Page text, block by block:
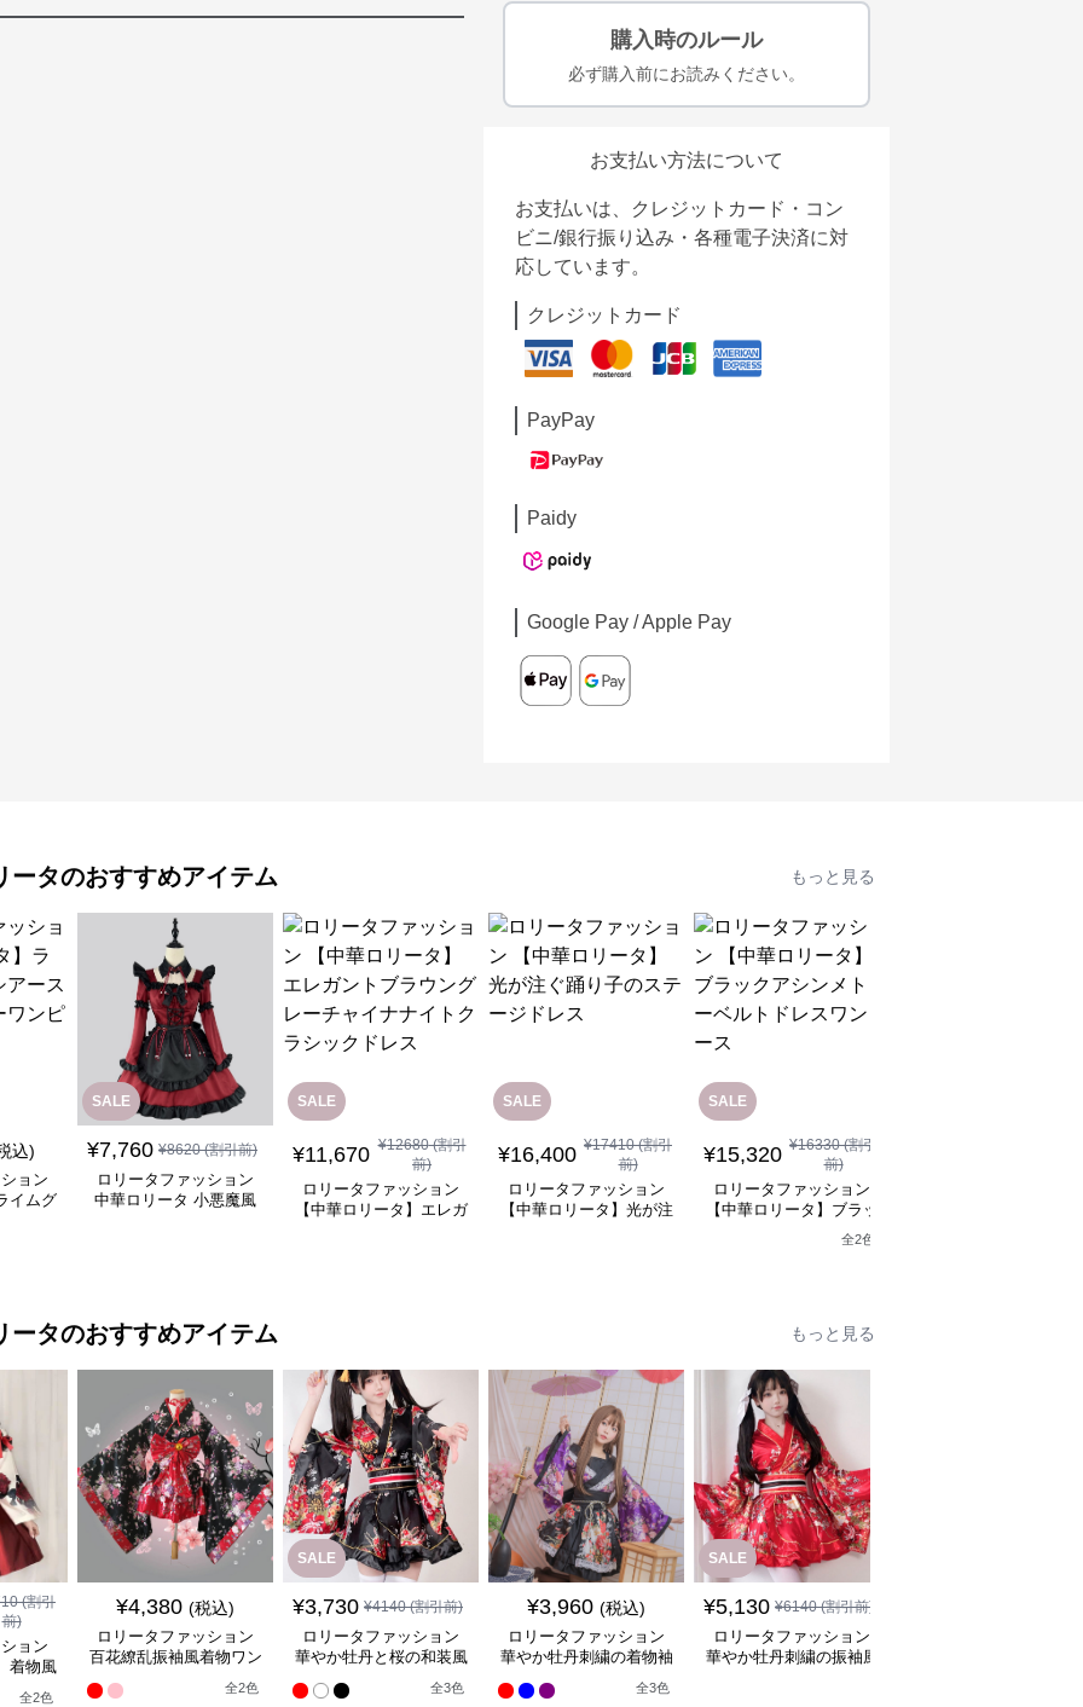
購入時のルール
必ず購入前にお読みください。
お支払い方法について
お支払いは、クレジットカード・コン
ビニ/銀行振り込み・各種電子決済に対
応しています。
クレジットカード
PayPay
Paidy
Google Pay / Apple Pay
ータのおすすめアイテム もっと見る
込)
ョン
イムグ
SALE
¥7,760 ¥8620(割引前)
ロリータファッション
中華ロリータ 小悪魔風
SALE
¥11,670 ¥12680(割引
前)
ロリータファッション
【中華ロリータ】エレガ
SALE
¥16,400 ¥17410(割引
前)
ロリータファッション
【中華ロリータ】光が注
SALE
¥15,320 ¥16330(割引
前)
ロリータファッション
【中華ロリータ】ブラッ
クアシンメトリーベルト
ドレスワンピース
全2色
ータのおすすめアイテム もっと見る
(割引
前)
ョン
着物風
ース
全2色
¥4,380 (税込)
ロリータファッション
百花繚乱振袖風着物ワン
全2色
SALE
¥3,730 ¥4140(割引前)
ロリータファッション
華やか牡丹と桜の和装風
着物ワンピース
全3色
¥3,960 (税込)
ロリータファッション
華やか牡丹刺繍の着物袖
姫様ワンピース
全3色
SALE
¥5,130 ¥6140(割引前)
ロリータファッション
華やか牡丹刺繍の振袖風